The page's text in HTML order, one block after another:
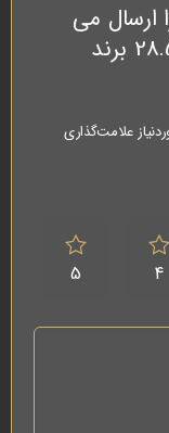
ارسال می
کنید برای “مته ته کونیک سایز 28.5 برند
علامت‌گذاری
4
5